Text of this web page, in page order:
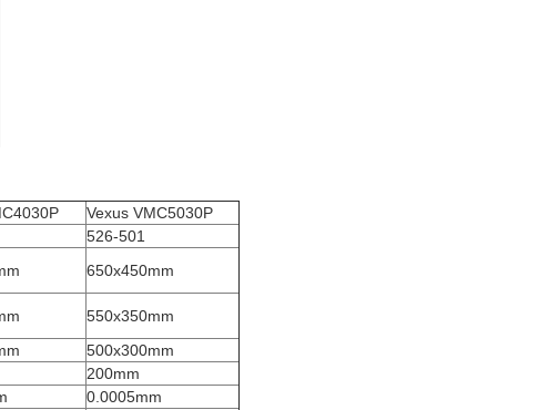
Vexus VMC5030P
526-501
650x450mm
550x350mm
500x300mm
200mm
0.0005mm